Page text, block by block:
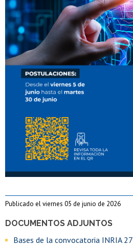
DOCUMENTOS ADJUNTOS
Bases de la convocatoria INRIA 27
Publicado el viernes 05 de junio de 2026